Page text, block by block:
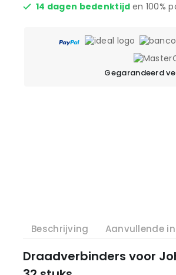
14 dagen bedenktijd en 100%
Gegarandeerd
Beschrijving Aanvullende
Draadverbinders voor